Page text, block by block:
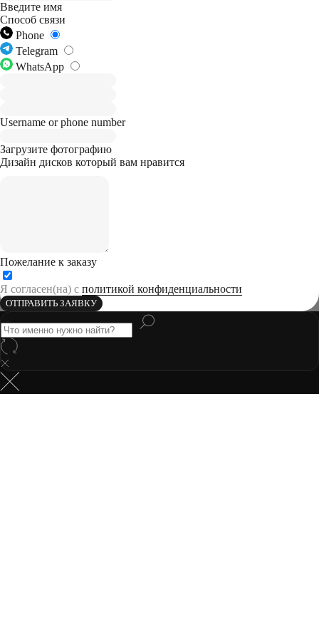
Введите имя
Способ связи
Phone
Telegram
WhatsApp
Username or phone number
Загрузите фотографию
Дизайн дисков который вам нравится
Пожелание к заказу
Я согласен(на) с политикой конфиденциальности
ОТПРАВИТЬ ЗАЯВКУ